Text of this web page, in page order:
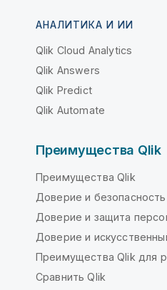
АНАЛИТИКА И ИИ
Qlik Cloud Analytics
Qlik Answers
Qlik Predict
Qlik Automate
Преимущества Qlik
Преимущества Qlik
Доверие и безопасность
Доверие и защита
Доверие и
Преимущества Qlik для
Сравнить Qlik